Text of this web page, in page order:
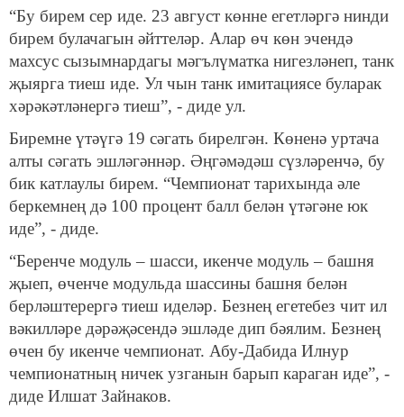
“Бу бирем сер иде. 23 август көнне егетләргә нинди
бирем булачагын әйттеләр. Алар өч көн эчендә
махсус сызымнардагы мәгълүматка нигезләнеп, танк
җыярга тиеш иде. Ул чын танк имитациясе буларак
хәрәкәтләнергә тиеш”, - диде ул.
Биремне үтәүгә 19 сәгать бирелгән. Көненә уртача
алты сәгать эшләгәннәр. Әңгәмәдәш сүзләренчә, бу
бик катлаулы бирем. “Чемпионат тарихында әле
беркемнең дә 100 процент балл белән үтәгәне юк
иде”, - диде.
“Беренче модуль – шасси, икенче модуль – башня
җыеп, өченче модульда шассины башня белән
берләштерергә тиеш иделәр. Безнең егетебез чит ил
вәкилләре дәрәҗәсендә эшләде дип бәялим. Безнең
өчен бу икенче чемпионат. Абу-Дабида Илнур
чемпионатның ничек узганын барып караган иде”, -
диде Илшат Зайнаков.